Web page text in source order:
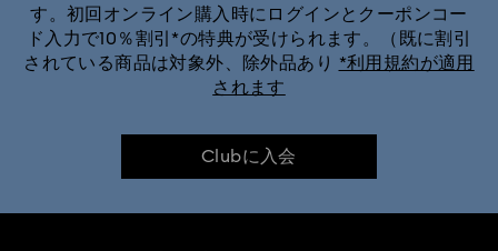
不思議の国のアリス オーナメントとインテリア雑貨
春夏テーブルウェア＆屋外テーブルデコレーション
美女と野獣 デコレーション＆フィギュア
す。初回オンライン購入時にログインとクーポンコー
ド入力で10％割引*の特典が受けられます。（既に割引
されている商品は対象外、除外品あり *利用規約が適用
されます
Clubに入会